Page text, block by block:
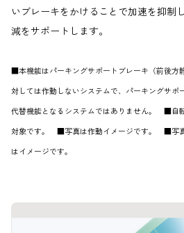
いブレーキをかけることで加速を抑制
減をサポートします。
■本機能はパーキングサポートブレーキ（前後方
対しては作動しないシステムで、パーキングサポ
代替機能となるシステムではありません。 ■自
対象です。 ■写真は作動イメージです。 ■写真
はイメージです。